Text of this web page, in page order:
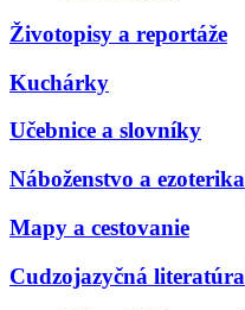
Životopisy a reportáže
Kuchárky
Učebnice a slovníky
Náboženstvo a ezoterika
Mapy a cestovanie
Cudzojazyčná literatúra